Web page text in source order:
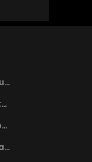
Zašto Rade Krunić ne igra za Srbiju? “Iako su mi obećali, niko me nije zvao…”
Kraj jedne ere – Gvardiola napušta Siti na kraju sezone, menja ga njegov nekadašnji rival
Nejmar ide na Mundijal: Anćeloti pročitao njegovo ime, Brazil u delirijumu (VIDEO)
Strašni Vembanjama “izudarao” šampiona za brejk: San Antonio poveo protiv Oklahome